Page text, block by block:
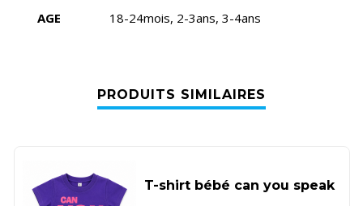
AGE 18-24mois, 2-3ans, 3-4ans
PRODUITS SIMILAIRES
T-shirt bébé can you speak